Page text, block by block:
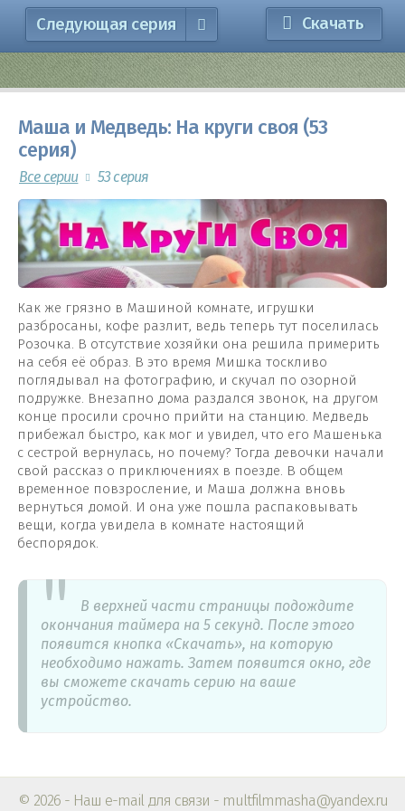
Следующая серия Скачать
Маша и Медведь: На круги своя (53
серия)
Все серии 53 серия
Как же грязно в Машиной комнате, игрушки
разбросаны, кофе разлит, ведь теперь тут поселилась
Розочка. В отсутствие хозяйки она решила примерить
на себя её образ. В это время Мишка тоскливо
поглядывал на фотографию, и скучал по озорной
подружке. Внезапно дома раздался звонок, на другом
конце просили срочно прийти на станцию. Медведь
прибежал быстро, как мог и увидел, что его Машенька
с сестрой вернулась, но почему? Тогда девочки начали
свой рассказ о приключениях в поезде. В общем
временное повзросление, и Маша должна вновь
вернуться домой. И она уже пошла распаковывать
вещи, когда увидела в комнате настоящий
беспорядок.
В верхней части страницы подождите
окончания таймера на 5 секунд. После этого
появится кнопка «Скачать», на которую
необходимо нажать. Затем появится окно, где
вы сможете скачать серию на ваше
устройство.
© 2026 - Наш e-mail для связи - multfilmmasha@yandex.ru